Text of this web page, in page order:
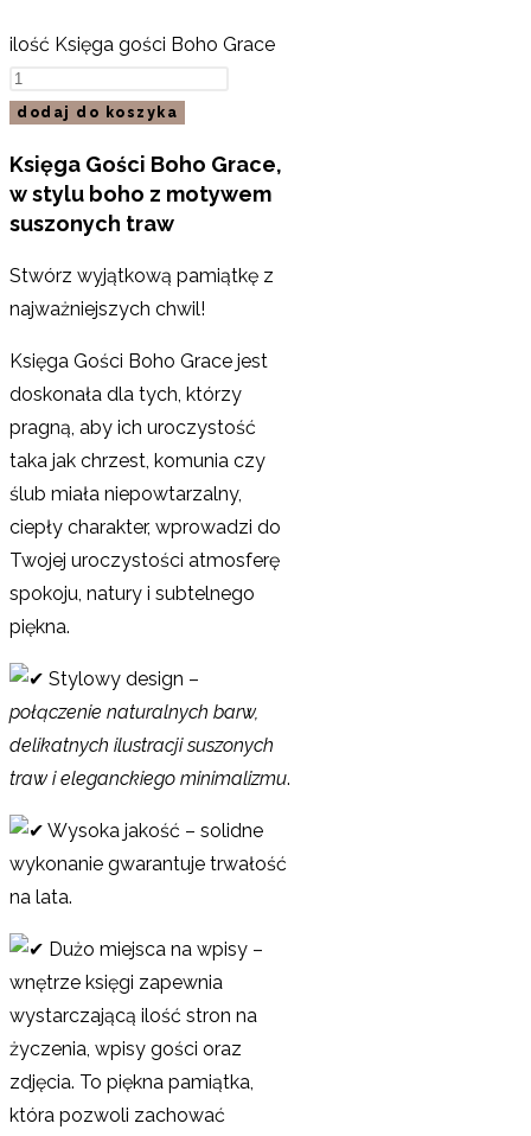
ilość Księga gości Boho Grace
dodaj do koszyka
Księga Gości Boho Grace,
w stylu boho z motywem
suszonych traw
Stwórz wyjątkową pamiątkę z
najważniejszych chwil!
Księga Gości Boho Grace jest
doskonała dla tych, którzy
pragną, aby ich uroczystość
taka jak chrzest, komunia czy
ślub miała niepowtarzalny,
ciepły charakter, wprowadzi do
Twojej uroczystości atmosferę
spokoju, natury i subtelnego
piękna.
Stylowy design –
połączenie naturalnych barw,
delikatnych ilustracji suszonych
traw i eleganckiego minimalizmu.
Wysoka jakość – solidne
wykonanie gwarantuje trwałość
na lata.
Dużo miejsca na wpisy –
wnętrze księgi zapewnia
wystarczającą ilość stron na
życzenia, wpisy gości oraz
zdjęcia. To piękna pamiątka,
która pozwoli zachować